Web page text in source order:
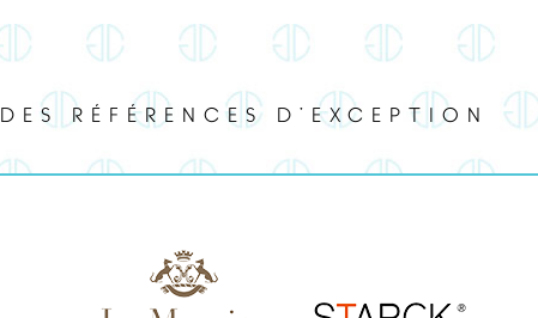
DES RÉFÉRENCES D’EXCEPTION